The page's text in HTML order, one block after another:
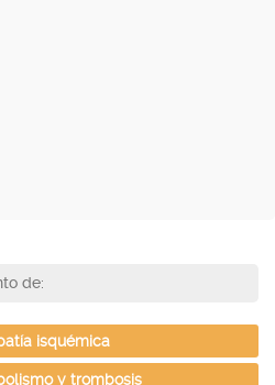
de:
isquémica
y trombosis